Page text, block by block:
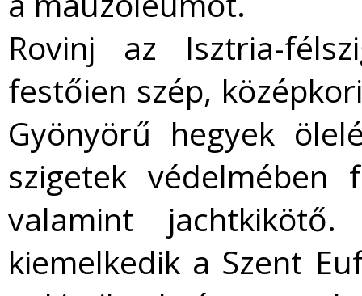
Rovinj az Isztria-
festőien szép,
Gyönyörű hegyek
szigetek védelmében
valamint
kiemelkedik a Szent